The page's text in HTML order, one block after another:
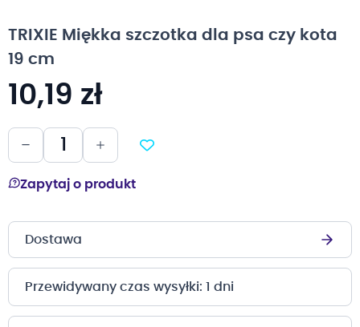
galerii
TRIXIE Miękka szczotka dla psa czy kota
19 cm
10,19 zł
Zapytaj o produkt
Dostawa
Przewidywany czas wysyłki: 1 dni